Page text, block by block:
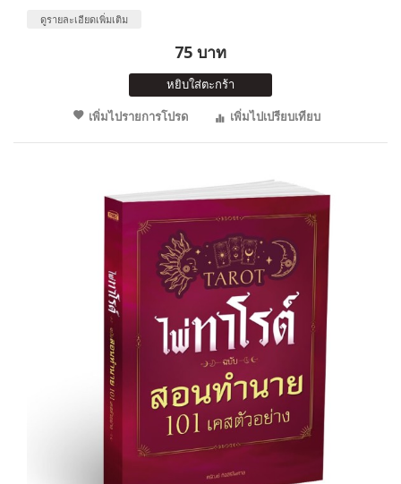
ดูรายละเอียดเพิ่มเติม
75 บาท
หยิบใส่ตะกร้า
เพิ่มไปรายการโปรด
เพิ่มไปเปรียบเทียบ